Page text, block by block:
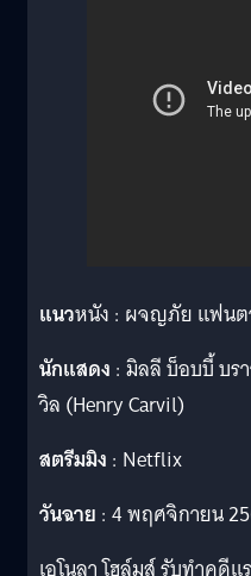
แนวหนัง : ผจญภัย แฟนต
นักแสดง : มิลลี บ็อบบี้ บร
วิล (Henry Carvil)
สตรีมมิง : Netflix
วันฉาย : 4 พฤศจิกายน